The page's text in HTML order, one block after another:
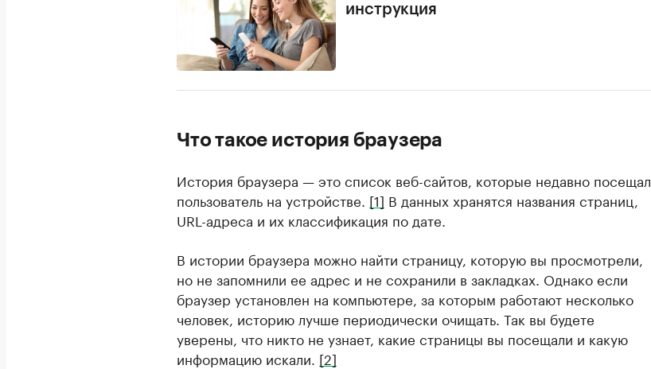
инструкция
Что такое история браузера
История браузера — это список веб-сайтов, которые недавно посещал
пользователь на устройстве. [1] В данных хранятся названия страниц,
URL-адреса и их классификация по дате.
В истории браузера можно найти страницу, которую вы просмотрели,
но не запомнили ее адрес и не сохранили в закладках. Однако если
браузер установлен на компьютере, за которым работают несколько
человек, историю лучше периодически очищать. Так вы будете
уверены, что никто не узнает, какие страницы вы посещали и какую
информацию искали. [2]